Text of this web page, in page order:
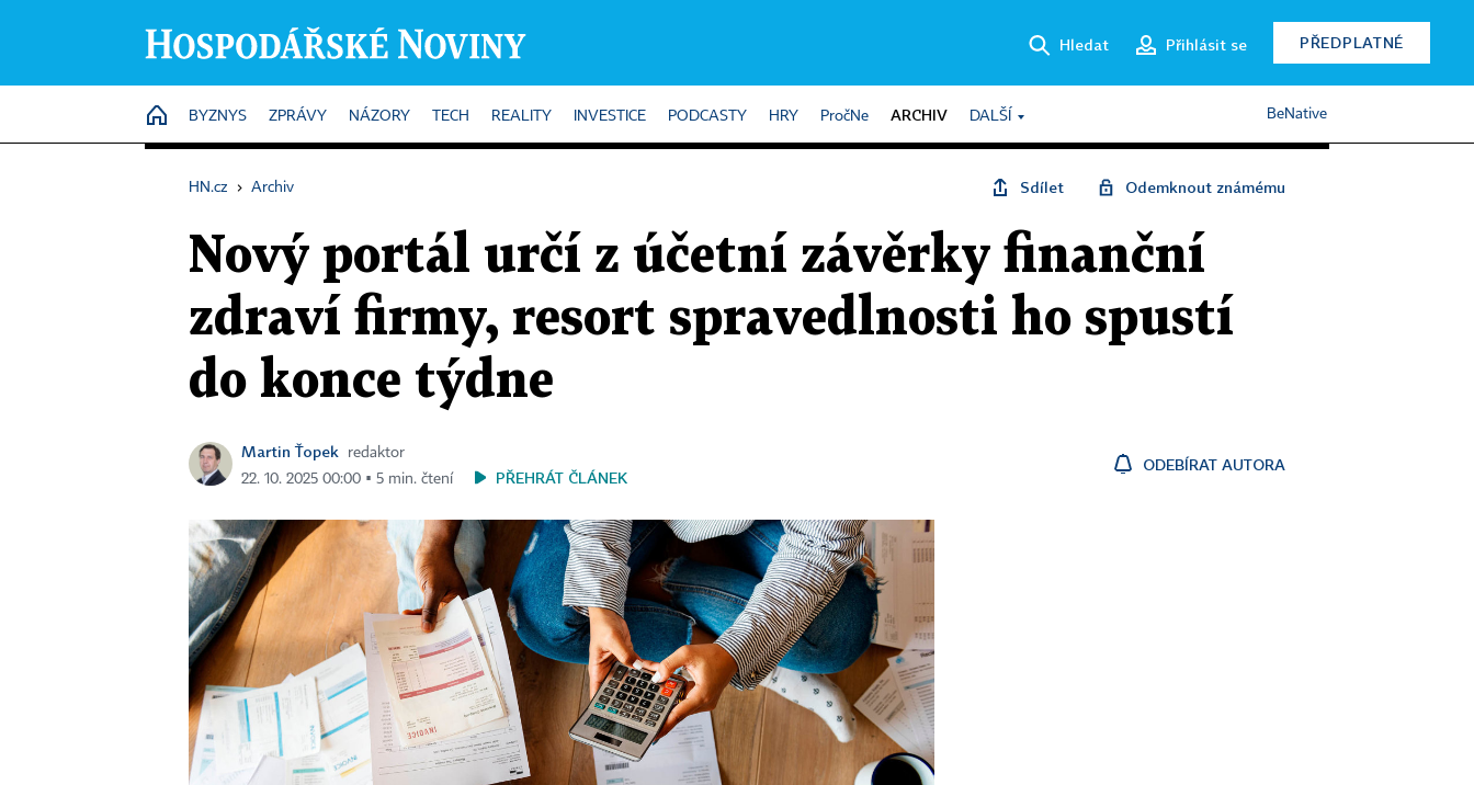
Hledat Přihlásit se PŘEDPLATNÉ
HOME
BYZNYS ZPRÁVY NÁZORY TECH REALITY INVESTICE PODCASTY HRY PročNe ARCHIV DALŠÍ BeNative
HN.cz › Archiv Sdílet Odemknout známému
Nový portál určí z účetní závěrky finanční
zdraví firmy, resort spravedlnosti ho spustí
do konce týdne
Martin Ťopek
redaktor
22. 10. 2025 00:00 ▪ 5 min. čtení
PŘEHRÁT ČLÁNEK
ODEBÍRAT AUTORA